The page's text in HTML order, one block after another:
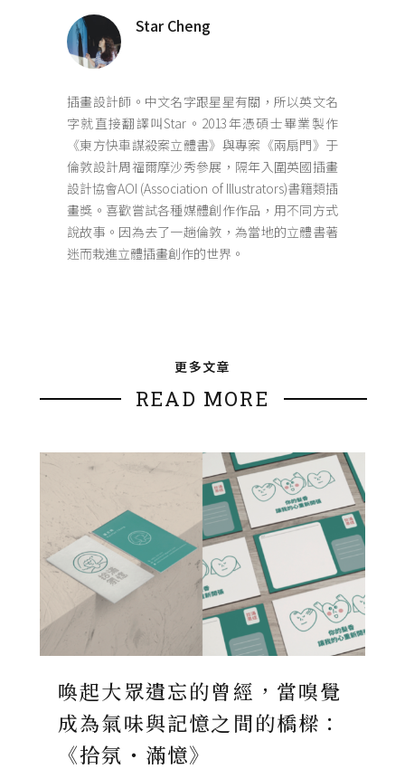
Star Cheng
插畫設計師。中文名字跟星星有關，所以英文名
字就直接翻譯叫Star。2013年憑碩士畢業製作
《東方快車謀殺案立體書》與專案《兩扇門》于
倫敦設計周福爾摩沙秀參展，隔年入圍英國插畫
設計協會AOI (Association of Illustrators)書籍類插
畫獎。喜歡嘗試各種媒體創作作品，用不同方式
說故事。因為去了一趟倫敦，為當地的立體書著
迷而栽進立體插畫創作的世界。
更多文章
READ MORE
喚起大眾遺忘的曾經，當嗅覺
成為氣味與記憶之間的橋樑：
《拾氛・滿憶》